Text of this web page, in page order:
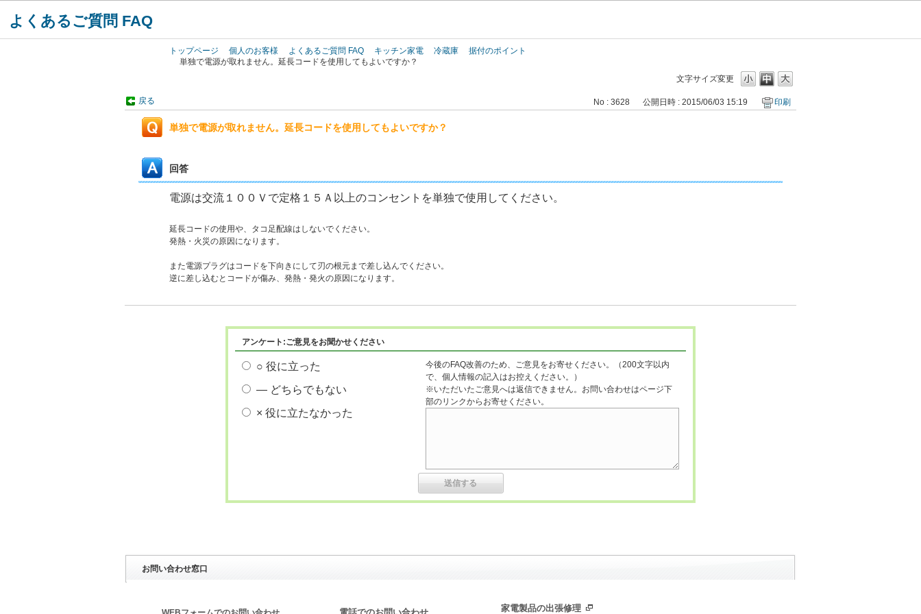
よくあるご質問 FAQ
トップページ 個人のお客様 よくあるご質問 FAQ キッチン家電 冷蔵庫
据付のポイント
単独で電源が取れません。延長コードを使用してもよいですか？
文字サイズ変更
戻る No : 3628 公開日時 : 2015/06/03 15:19 印刷
単独で電源が取れません。延長コードを使用してもよいですか？
回答
電源は交流１００Ｖで定格１５Ａ以上のコンセントを単独で使用してください。
延長コードの使用や、タコ足配線はしないでください。
発熱・火災の原因になります。
また電源プラグはコードを下向きにして刃の根元まで差し込んでください。
逆に差し込むとコードが傷み、発熱・発火の原因になります。
アンケート:ご意見をお聞かせください
○ 役に立った
― どちらでもない
× 役に立たなかった
今後のFAQ改善のため、ご意見をお寄せください。（200文字以内
で、個人情報の記入はお控えください。）
※いただいたご意見へは返信できません。お問い合わせはページ下
部のリンクからお寄せください。
お問い合わせ窓口
家電製品の出張修理